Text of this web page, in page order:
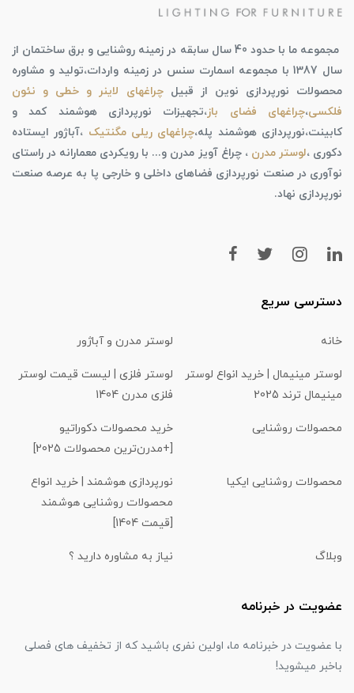
مجموعه ما با حدود 40 سال سابقه در زمینه روشنایی و برق ساختمان از
سال 1387 با مجموعه اسمارت سنس در زمینه واردات،تولید و مشاوره
محصولات نورپردازی نوین از قبیلچراغهای لاینر و خطی و نئون
فلکسی،چراغهای فضای باز،تجهیزات نورپردازی هوشمند کمد و
کابینت،نورپردازی هوشمند پله،چراغهای ریلی مگنتیک ،آباژور ایستاده
دکوری ،لوستر مدرن ، چراغ آویز مدرن و... با رویکردی معمارانه در راستای
نوآوری در صنعت نورپردازی فضاهای داخلی و خارجی پا به عرصه صنعت
نورپردازی نهاد.
دسترسی سریع
خانه لوستر مدرن و آباژور
لوستر مینیمال | خرید انواع لوستر
مینیمال ترند 2025
لوستر فلزی | لیست قیمت لوستر
فلزی مدرن 1404
محصولات روشنایی
خرید محصولات دکوراتیو
[+مدرن‌ترین محصولات 2025]
محصولات روشنایی ایکیا
نورپردازی هوشمند | خرید انواع
محصولات روشنایی هوشمند
[قیمت 1404]
وبلاگ نیاز به مشاوره دارید ؟
عضویت در خبرنامه
با عضویت در خبرنامه ما، اولین نفری باشید که از تخفیف های فصلی
باخبر میشوید!